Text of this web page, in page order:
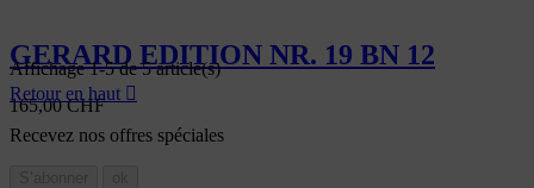
GERARD EDITION NR. 19 BN 12
165,00 CHF
Affichage 1-5 de 5 article(s)
Retour en haut 
Recevez nos offres spéciales